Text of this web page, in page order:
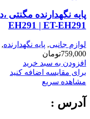
EH291 | ET-EH291
لوازم جانبی, پایه نگهدارنده,
759,000تومان
افزودن به سبد خرید
برای مقایسه اضافه کنید
مشاهده سریع
آدرس :